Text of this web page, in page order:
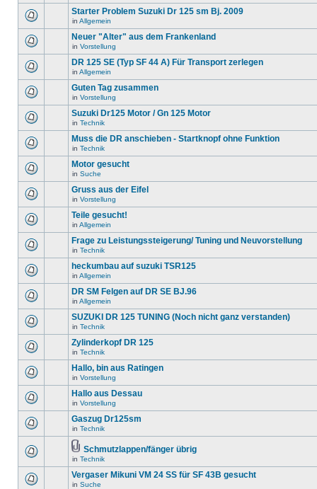
Starter Problem Suzuki Dr 125 sm Bj. 2009
in Allgemein
Neuer "Alter" aus dem Frankenland
in Vorstellung
DR 125 SE (Typ SF 44 A) Für Transport zerlegen
in Allgemein
Guten Tag zusammen
in Vorstellung
Suzuki Dr125 Motor / Gn 125 Motor
in Technik
Muss die DR anschieben - Startknopf ohne Funktion
in Technik
Motor gesucht
in Suche
Gruss aus der Eifel
in Vorstellung
Teile gesucht!
in Allgemein
Frage zu Leistungssteigerung/ Tuning und Neuvorstellung
in Technik
heckumbau auf suzuki TSR125
in Allgemein
DR SM Felgen auf DR SE BJ.96
in Allgemein
SUZUKI DR 125 TUNING (Noch nicht ganz verstanden)
in Technik
Zylinderkopf DR 125
in Technik
Hallo, bin aus Ratingen
in Vorstellung
Hallo aus Dessau
in Vorstellung
Gaszug Dr125sm
in Technik
Schmutzlappen/fänger übrig
in Technik
Vergaser Mikuni VM 24 SS für SF 43B gesucht
in Suche